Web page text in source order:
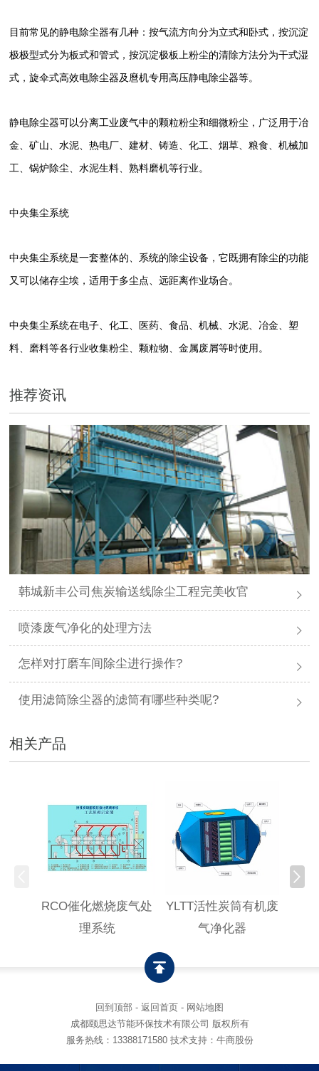
目前常见的静电除尘器有几种：按气流方向分为立式和卧式，按沉淀
极极型式分为板式和管式，按沉淀极板上粉尘的清除方法分为干式湿
式，旋伞式高效电除尘器及麿机专用高压静电除尘器等。
静电除尘器可以分离工业废气中的颗粒粉尘和细微粉尘，广泛用于冶
金、矿山、水泥、热电厂、建材、铸造、化工、烟草、粮食、机械加
工、锅炉除尘、水泥生料、熟料磨机等行业。
中央集尘系统
中央集尘系统是一套整体的、系统的除尘设备，它既拥有除尘的功能
又可以储存尘埃，适用于多尘点、远距离作业场合。
中央集尘系统在电子、化工、医药、食品、机械、水泥、冶金、塑
料、磨料等各行业收集粉尘、颗粒物、金属废屑等时使用。
推荐资讯
韩城新丰公司焦炭输送线除尘工程完美收官
喷漆废气净化的处理方法
怎样对打磨车间除尘进行操作?
使用滤筒除尘器的滤筒有哪些种类呢?
相关产品
RCO催化燃烧废气处
理系统
YLTT活性炭筒有机废
气净化器
回到顶部 - 返回首页 - 网站地图
成都颐思达节能环保技术有限公司 版权所有
服务热线： 13388171580 技术支持：牛商股份